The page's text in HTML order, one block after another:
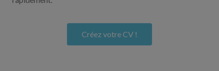
Créez votre CV !